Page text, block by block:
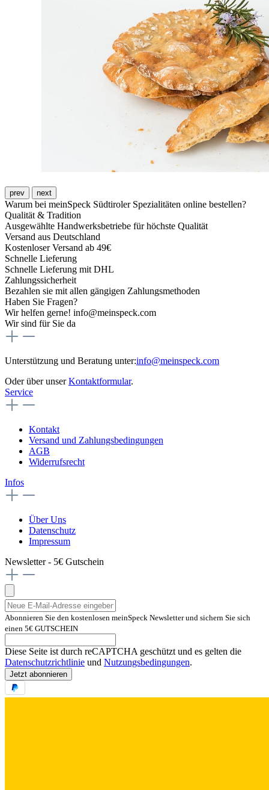
prev next
Warum bei meinSpeck Südtiroler Spezialitäten online bestellen?
Qualität & Tradition
Ausgewählte Handwerksbetriebe für höchste Qualität
Versand aus Deutschland
Kostenloser Versand ab 49€
Schnelle Lieferung
Schnelle Lieferung mit DHL
Zahlungssicherheit
Bezahlen sie mit allen gängigen Zahlungsmethoden
Haben Sie Fragen?
Wir helfen gerne! info@meinspeck.com
Wir sind für Sie da
Unterstützung und Beratung unter:info@meinspeck.com
Oder über unserKontaktformular.
Service
Kontakt
Versand und Zahlungsbedingungen
AGB
Widerrufsrecht
Infos
Über Uns
Datenschutz
Impressum
Newsletter - 5€ Gutschein
Abonnieren Sie den kostenlosen meinSpeck Newsletter und sichern Sie sich
einen 5€ GUTSCHEIN
Diese Seite ist durch reCAPTCHA geschützt und es gelten die
Datenschutzrichtlinie und Nutzungsbedingungen.
Jetzt abonnieren